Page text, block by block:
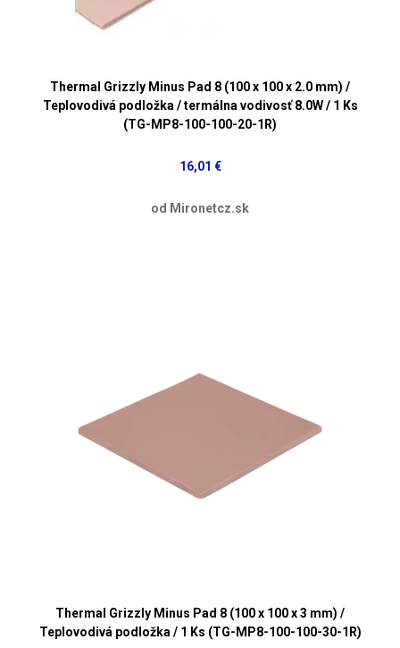
Thermal Grizzly Minus Pad 8 (100 x 100 x 2.0 mm) /
Teplovodivá podložka / termálna vodivosť 8.0W / 1 Ks
(TG-MP8-100-100-20-1R)
16,01 €
od Mironetcz.sk
Thermal Grizzly Minus Pad 8 (100 x 100 x 3 mm) /
Teplovodivá podložka / 1 Ks (TG-MP8-100-100-30-1R)